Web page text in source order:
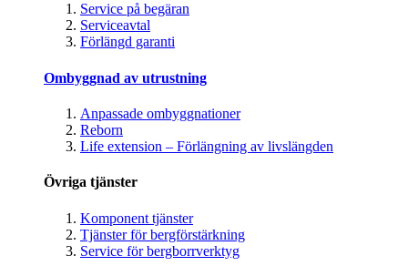
Service på begäran
Serviceavtal
Förlängd garanti
Ombyggnad av utrustning
Anpassade ombyggnationer
Reborn
Life extension – Förlängning av livslängden
Övriga tjänster
Komponent tjänster
Tjänster för bergförstärkning
Service för bergborrverktyg